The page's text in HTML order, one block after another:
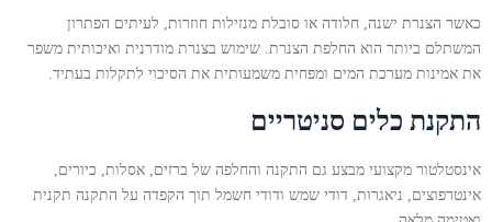
כאשר הצנרת ישנה, חלודה או סובלת מנזילות חוזרות, לעיתים הפתרון
המשתלם ביותר הוא החלפת הצנרת. שימוש בצנרת מודרנית ואיכותית משפר
את אמינות מערכת המים ומפחית משמעותית את הסיכוי לתקלות בעתיד.
התקנת כלים סניטריים
אינסטלטור מקצועי מבצע גם התקנה והחלפה של ברזים, אסלות, כיורים,
אינטרפוצים, ניאגרות, דודי שמש ודודי חשמל תוך הקפדה על התקנה תקנית